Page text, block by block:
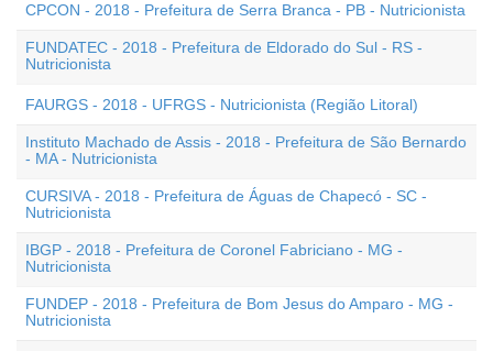
CPCON - 2018 - Prefeitura de Serra Branca - PB - Nutricionista
FUNDATEC - 2018 - Prefeitura de Eldorado do Sul - RS -
Nutricionista
FAURGS - 2018 - UFRGS - Nutricionista (Região Litoral)
Instituto Machado de Assis - 2018 - Prefeitura de São Bernardo
- MA - Nutricionista
CURSIVA - 2018 - Prefeitura de Águas de Chapecó - SC -
Nutricionista
IBGP - 2018 - Prefeitura de Coronel Fabriciano - MG -
Nutricionista
FUNDEP - 2018 - Prefeitura de Bom Jesus do Amparo - MG -
Nutricionista